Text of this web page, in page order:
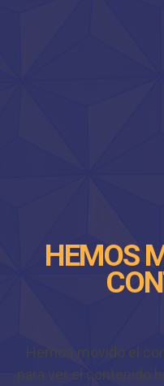
HEMOS
Hemos movido el
para ver el contenido